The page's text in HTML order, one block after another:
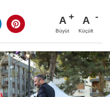
A
Büyüt
A
Küçült